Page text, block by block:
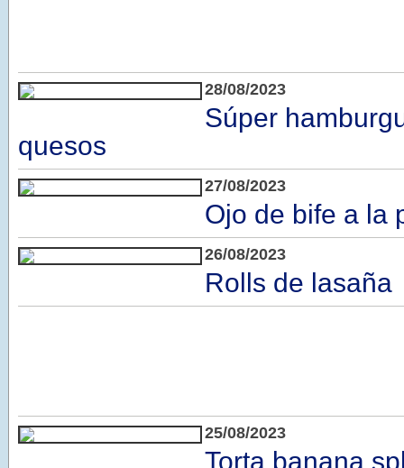
28/08/2023
Súper
quesos
27/08/2023
Ojo de bife a la
26/08/2023
Rolls de lasaña
25/08/2023
Torta banana